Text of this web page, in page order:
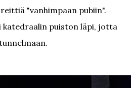
"vanhimpaan pubiin".
katedraalin puiston läpi, jotta